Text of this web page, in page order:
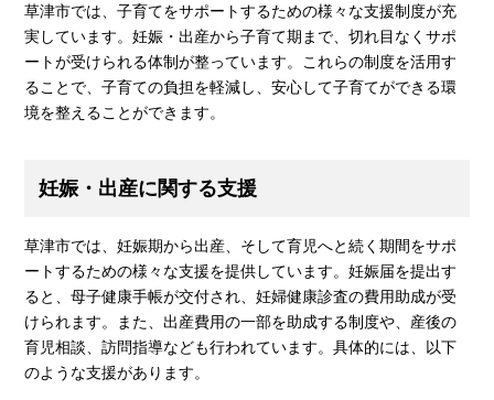
草津市では、子育てをサポートするための様々な支援制度が充
実しています。妊娠・出産から子育て期まで、切れ目なくサポ
ートが受けられる体制が整っています。これらの制度を活用す
ることで、子育ての負担を軽減し、安心して子育てができる環
境を整えることができます。
妊娠・出産に関する支援
草津市では、妊娠期から出産、そして育児へと続く期間をサポ
ートするための様々な支援を提供しています。妊娠届を提出す
ると、母子健康手帳が交付され、妊婦健康診査の費用助成が受
けられます。また、出産費用の一部を助成する制度や、産後の
育児相談、訪問指導なども行われています。具体的には、以下
のような支援があります。